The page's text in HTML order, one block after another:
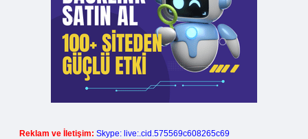
Reklam ve İletişim: Skype: live:.cid.575569c608265c69